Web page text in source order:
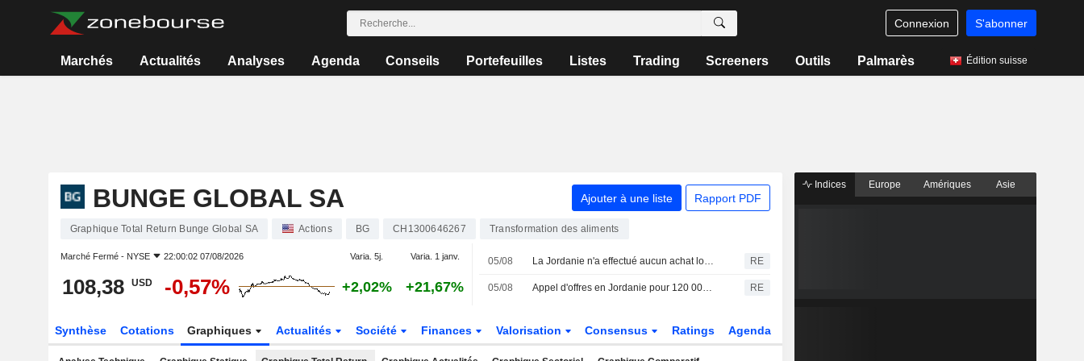
Connexion S'abonner
Marchés Actualités Analyses Agenda Conseils Portefeuilles Listes Trading Screeners Outils Palmarès Édition suisse
BUNGE GLOBAL SA Ajouter à une liste Rapport PDF
Graphique Total Return Bunge Global SA Actions BG CH1300646267 Transformation des aliments
Marché Fermé - NYSE 22:00:02 07/08/2026 Varia. 5j. Varia. 1 janv.
108,38 USD -0,57% +2,02% +21,67%
05/08 La Jordanie n'a effectué aucun achat lors de son appel d'offres pour 120 000 tonnes d'orge, selon les négociants RE
05/08 Appel d'offres en Jordanie pour 120 000 tonnes d'orge : seulement deux participants selon les négociants RE
Synthèse Cotations Graphiques Actualités Société Finances Valorisation Consensus Ratings Agenda
Indices Europe Amériques Asie